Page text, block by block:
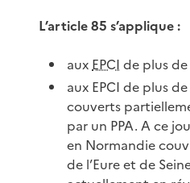
L’article 85 s’applique :
aux EPCI de plus
aux EPCI de plus
couverts
par un PPA. A ce
en Normandie
de l’Eure et de